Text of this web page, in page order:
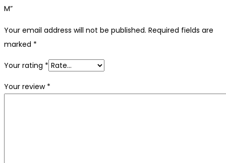
M”
Your email address will not be published. Required fields are
marked *
Your rating *
Your review *